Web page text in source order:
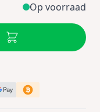
Op voorraad